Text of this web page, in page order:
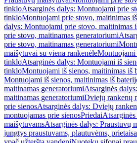
tinkloAtsarginės dalys: Montuojami prie
tinkloMontuojami prie stovo, maitinimas
dalys: Montuojami prie stovo, maitinimas
prie stovo, maitinamas generatoriumi
prie stovo, maitinamas generatoriumi
maišytuvai su viena rankenėleMontuojami
tinkloAtsarginės dalys: Montuojami iš
tinkloMontuojami iš sienos, maitinimas iš
Montuojami iš sienos, maitinimas iš
maitinamas generatoriumiAtsarginės
maitinamas generatoriumiDviejų rankenų
prie sienosAtsarginės dalys: Dviejų
montuojamas prie sienosPriedai
maišytuvamsAtsarginės dalys: Praustuvų
jungtys praustuvams, plautuvėms,